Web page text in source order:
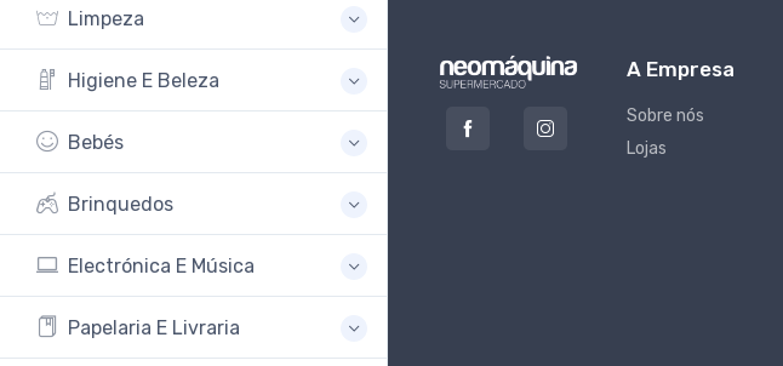
Limpeza
Higiene E Beleza
Bebés
Brinquedos
Electrónica E Música
Papelaria E Livraria
A Empresa
Sobre nós
Lojas